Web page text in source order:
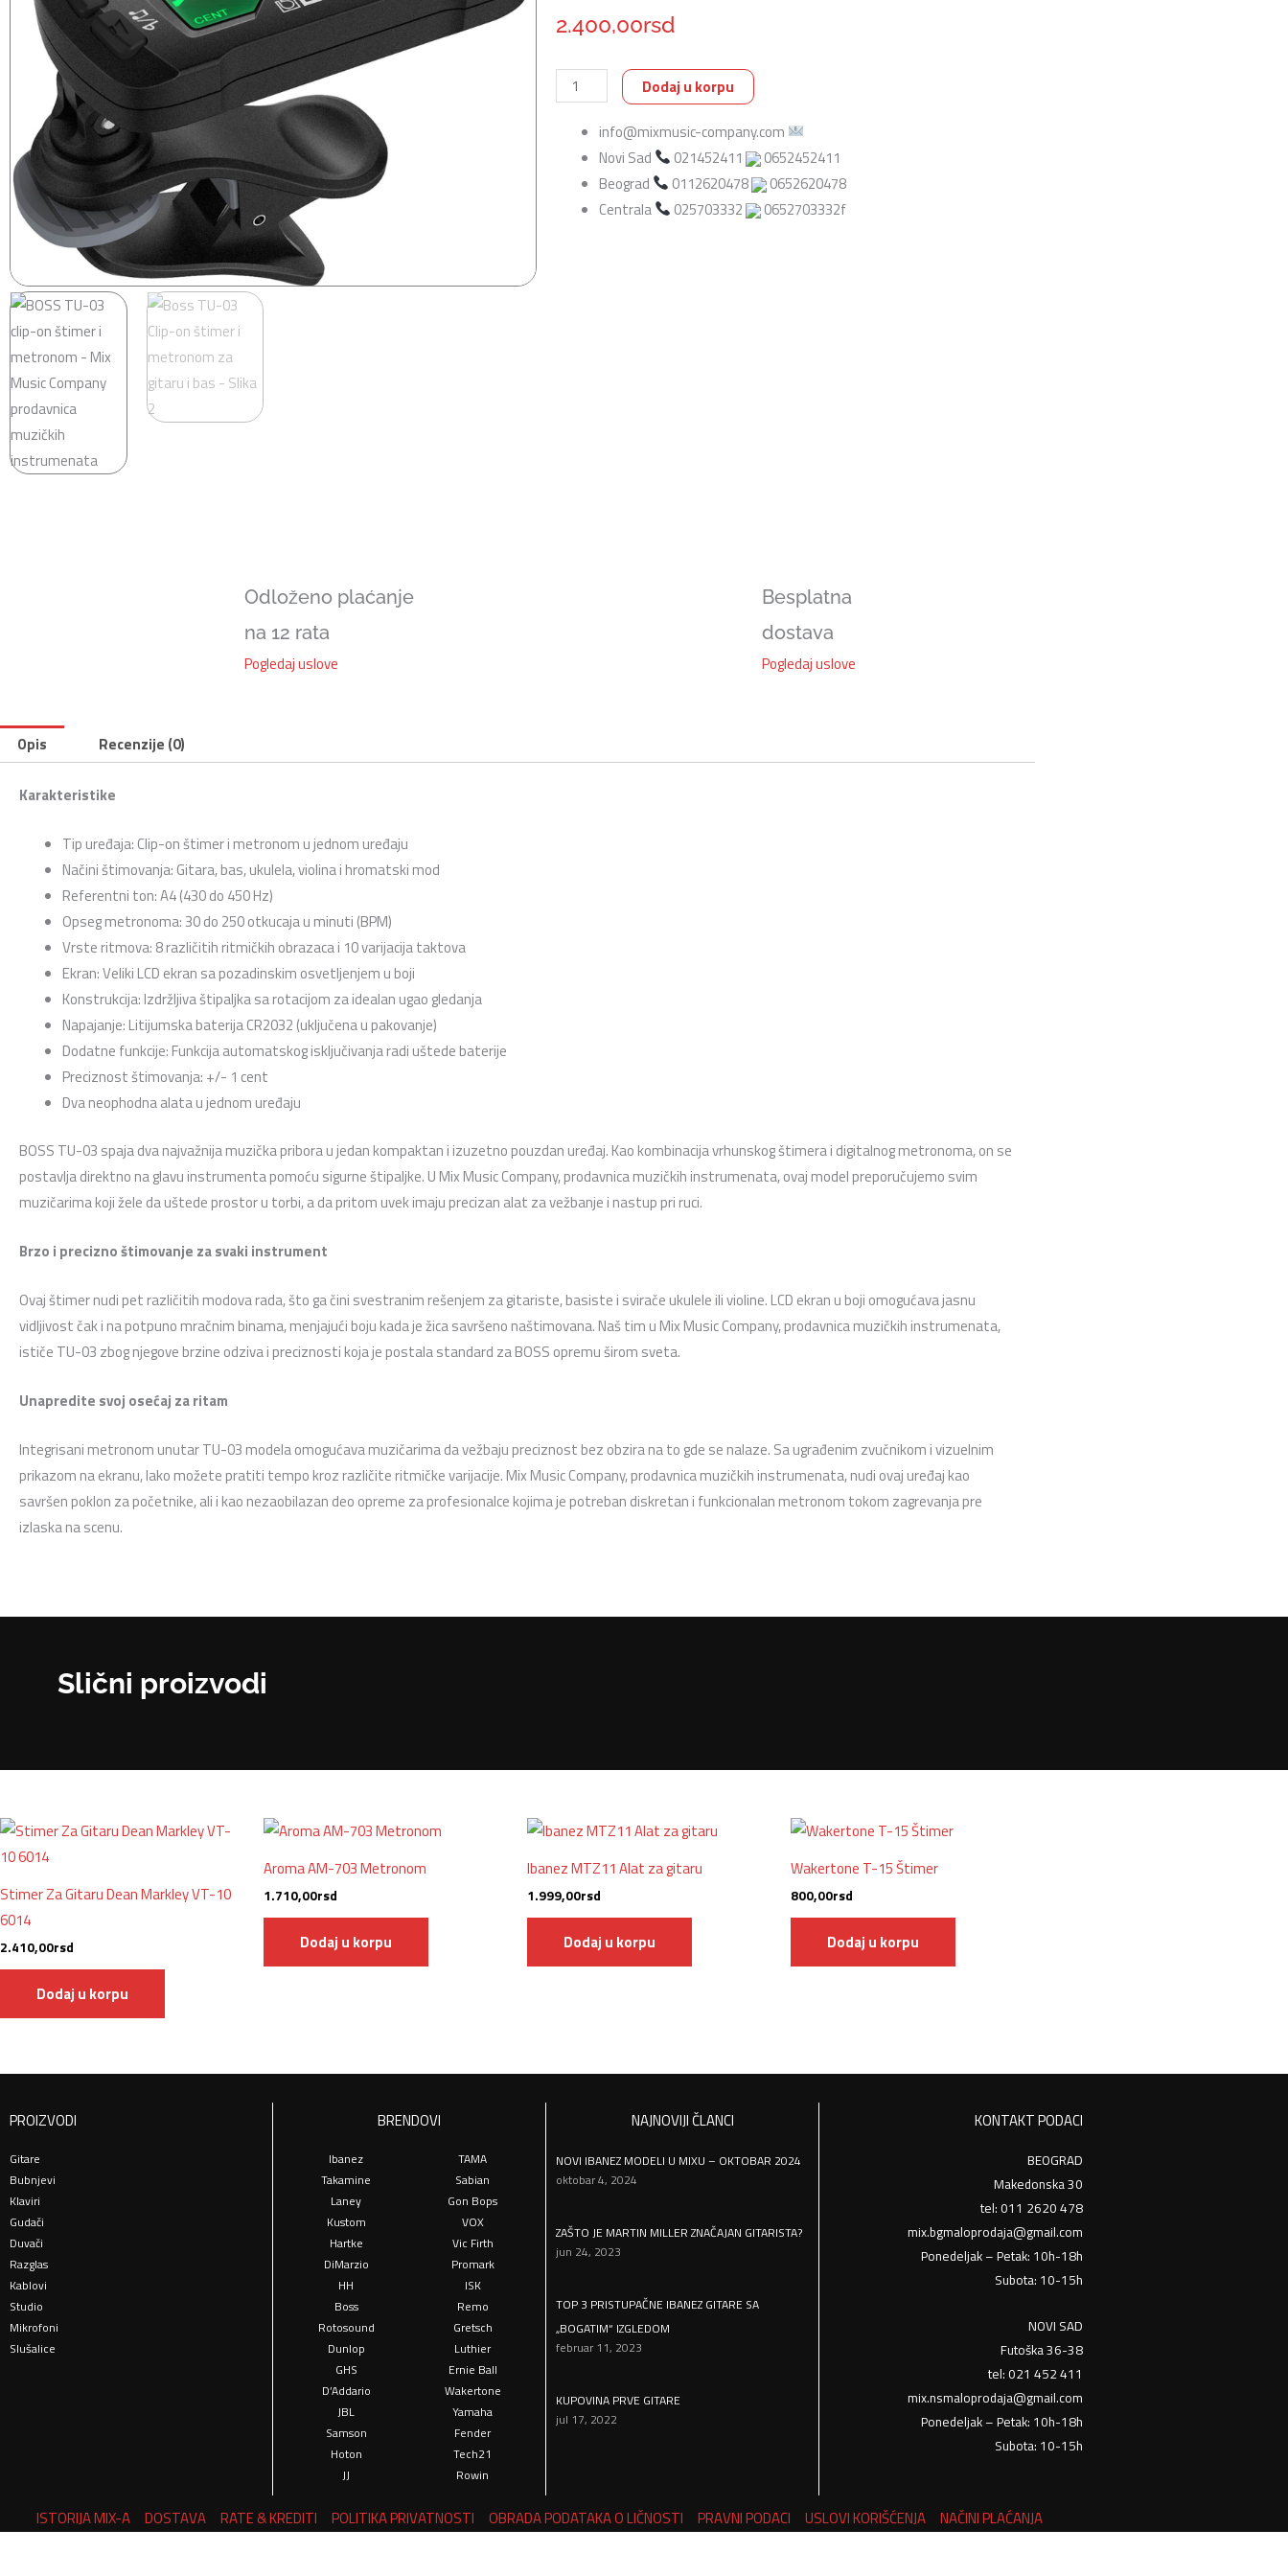
2.400,00rsd
Boss
TU-
Clip-
štimer
Dodaj u korpu
info@mixmusic-company.com
Novi Sad
021452411
0652452411
Beograd
0112620478
0652620478
Centrala
025703332 0652703332f
Odloženo plaćanje
na 12 rata
Pogledaj uslove
Besplatna
dostava
Pogledaj uslove
Opis Recenzije (0)
Karakteristike
Tip uređaja: Clip-on štimer i metronom u jednom uređaju
Načini štimovanja: Gitara, bas, ukulela, violina i hromatski mod
Referentni ton: A4 (430 do 450 Hz)
Opseg metronoma: 30 do 250 otkucaja u minuti (BPM)
Vrste ritmova: 8 različitih ritmičkih obrazaca i 10 varijacija taktova
Ekran: Veliki LCD ekran sa pozadinskim osvetljenjem u boji
Konstrukcija: Izdržljiva štipaljka sa rotacijom za idealan ugao gledanja
Napajanje: Litijumska baterija CR2032 (uključena u pakovanje)
Dodatne funkcije: Funkcija automatskog isključivanja radi uštede baterije
Preciznost štimovanja: +/- 1 cent
Dva neophodna alata u jednom uređaju
BOSS TU-03 spaja dva najvažnija muzička pribora u jedan kompaktan i izuzetno pouzdan uređaj. Kao kombinacija vrhunskog štimera i digitalnog metronoma, on se
postavlja direktno na glavu instrumenta pomoću sigurne štipaljke. U Mix Music Company, prodavnica muzičkih instrumenata, ovaj model preporučujemo svim
muzičarima koji žele da uštede prostor u torbi, a da pritom uvek imaju precizan alat za vežbanje i nastup pri ruci.
Brzo i precizno štimovanje za svaki instrument
Ovaj štimer nudi pet različitih modova rada, što ga čini svestranim rešenjem za gitariste, basiste i svirače ukulele ili violine. LCD ekran u boji omogućava jasnu
vidljivost čak i na potpuno mračnim binama, menjajući boju kada je žica savršeno naštimovana. Naš tim u Mix Music Company, prodavnica muzičkih instrumenata,
ističe TU-03 zbog njegove brzine odziva i preciznosti koja je postala standard za BOSS opremu širom sveta.
Unapredite svoj osećaj za ritam
Integrisani metronom unutar TU-03 modela omogućava muzičarima da vežbaju preciznost bez obzira na to gde se nalaze. Sa ugrađenim zvučnikom i vizuelnim
prikazom na ekranu, lako možete pratiti tempo kroz različite ritmičke varijacije. Mix Music Company, prodavnica muzičkih instrumenata, nudi ovaj uređaj kao
savršen poklon za početnike, ali i kao nezaobilazan deo opreme za profesionalce kojima je potreban diskretan i funkcionalan metronom tokom zagrevanja pre
izlaska na scenu.
Slični proizvodi
Stimer Za Gitaru Dean Markley VT-10
6014
2.410,00rsd
Dodaj u korpu
Aroma AM-703 Metronom
1.710,00rsd
Dodaj u korpu
Ibanez MTZ11 Alat za gitaru
1.999,00rsd
Dodaj u korpu
Wakertone T-15 Štimer
800,00rsd
Dodaj u korpu
PROIZVODI
Gitare
Bubnjevi
Klaviri
Gudači
Duvači
Razglas
Kablovi
Studio
Mikrofoni
Slušalice
BRENDOVI
Ibanez
Takamine
Laney
Kustom
Hartke
DiMarzio
HH
Boss
Rotosound
Dunlop
GHS
D’Addario
JBL
Samson
Hoton
JJ
TAMA
Sabian
Gon Bops
VOX
Vic Firth
Promark
ISK
Remo
Gretsch
Luthier
Ernie Ball
Wakertone
Yamaha
Fender
Tech21
Rowin
NAJNOVIJI ČLANCI
NOVI IBANEZ MODELI U MIXU – OKTOBAR 2024
oktobar 4, 2024
ZAŠTO JE MARTIN MILLER ZNAČAJAN GITARISTA?
jun 24, 2023
TOP 3 PRISTUPAČNE IBANEZ GITARE SA
„BOGATIM“ IZGLEDOM
februar 11, 2023
KUPOVINA PRVE GITARE
jul 17, 2022
KONTAKT PODACI
BEOGRAD
Makedonska 30
tel: 011 2620 478
mix.bgmaloprodaja@gmail.com
Ponedeljak – Petak: 10h-18h
Subota: 10-15h
NOVI SAD
Futoška 36-38
tel: 021 452 411
mix.nsmaloprodaja@gmail.com
Ponedeljak – Petak: 10h-18h
Subota: 10-15h
ISTORIJA MIX-A DOSTAVA RATE & KREDITI POLITIKA PRIVATNOSTI OBRADA PODATAKA O LIČNOSTI PRAVNI PODACI USLOVI KORIŠĆENJA NAČINI PLAĆANJA